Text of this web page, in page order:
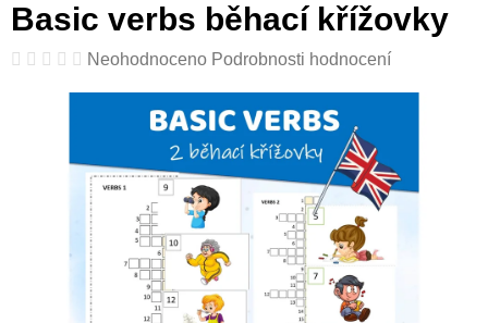
Basic verbs běhací křížovky
Průměrné
produktu
5
hvězdiček.
Neohodnoceno Podrobnosti hodnocení